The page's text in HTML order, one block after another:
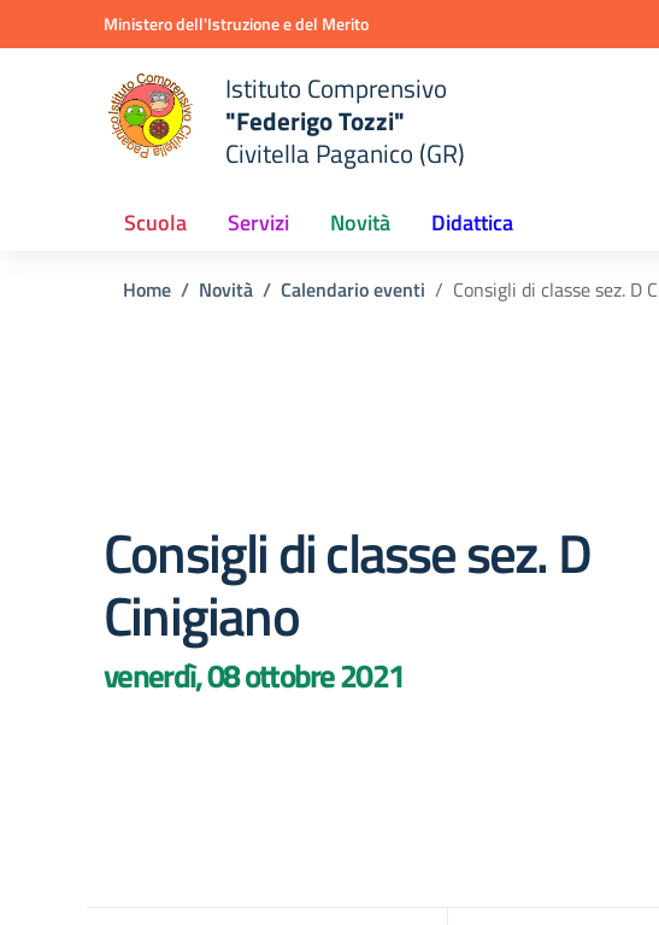
Vai ai contenuti
Vai al menu di navigazioneMinistero dell'Istruzione e del Merito
Istituto Comprensivo
"Federigo Tozzi"
Civitella Paganico (GR)
Scuola Servizi Novità Didattica
Home Novità Calendario eventi Consigli di classe sez. D
Consigli di classe sez. D
Cinigiano
venerdì, 08 ottobre 2021